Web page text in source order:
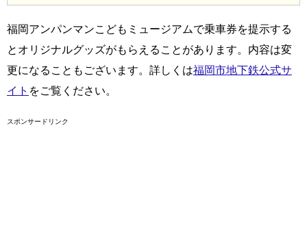
福岡アンパンマンこどもミュージアムで乗車券を提示する
とオリジナルグッズがもらえることがあります。内容は変
更になることもございます。詳しくは福岡市地下鉄公式サ
イト をご覧ください。
スポンサードリンク